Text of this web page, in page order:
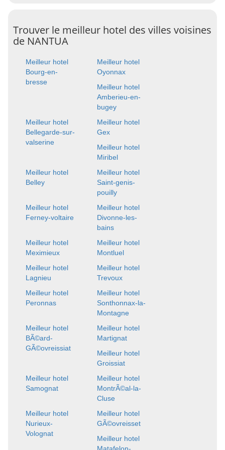
Trouver le meilleur hotel des villes voisines
de NANTUA
Meilleur hotel
Bourg-en-
bresse
Meilleur hotel
Oyonnax
Meilleur hotel
Amberieu-en-
bugey
Meilleur hotel
Bellegarde-sur-
valserine
Meilleur hotel
Gex
Meilleur hotel
Miribel
Meilleur hotel
Belley
Meilleur hotel
Saint-genis-
pouilly
Meilleur hotel
Ferney-voltaire
Meilleur hotel
Divonne-les-
bains
Meilleur hotel
Meximieux
Meilleur hotel
Montluel
Meilleur hotel
Lagnieu
Meilleur hotel
Trevoux
Meilleur hotel
Peronnas
Meilleur hotel
Sonthonnax-la-
Montagne
Meilleur hotel
BÃ©ard-
GÃ©ovreissiat
Meilleur hotel
Martignat
Meilleur hotel
Groissiat
Meilleur hotel
Samognat
Meilleur hotel
MontrÃ©al-la-
Cluse
Meilleur hotel
Nurieux-
Volognat
Meilleur hotel
GÃ©ovreisset
Meilleur hotel
Matafelon-